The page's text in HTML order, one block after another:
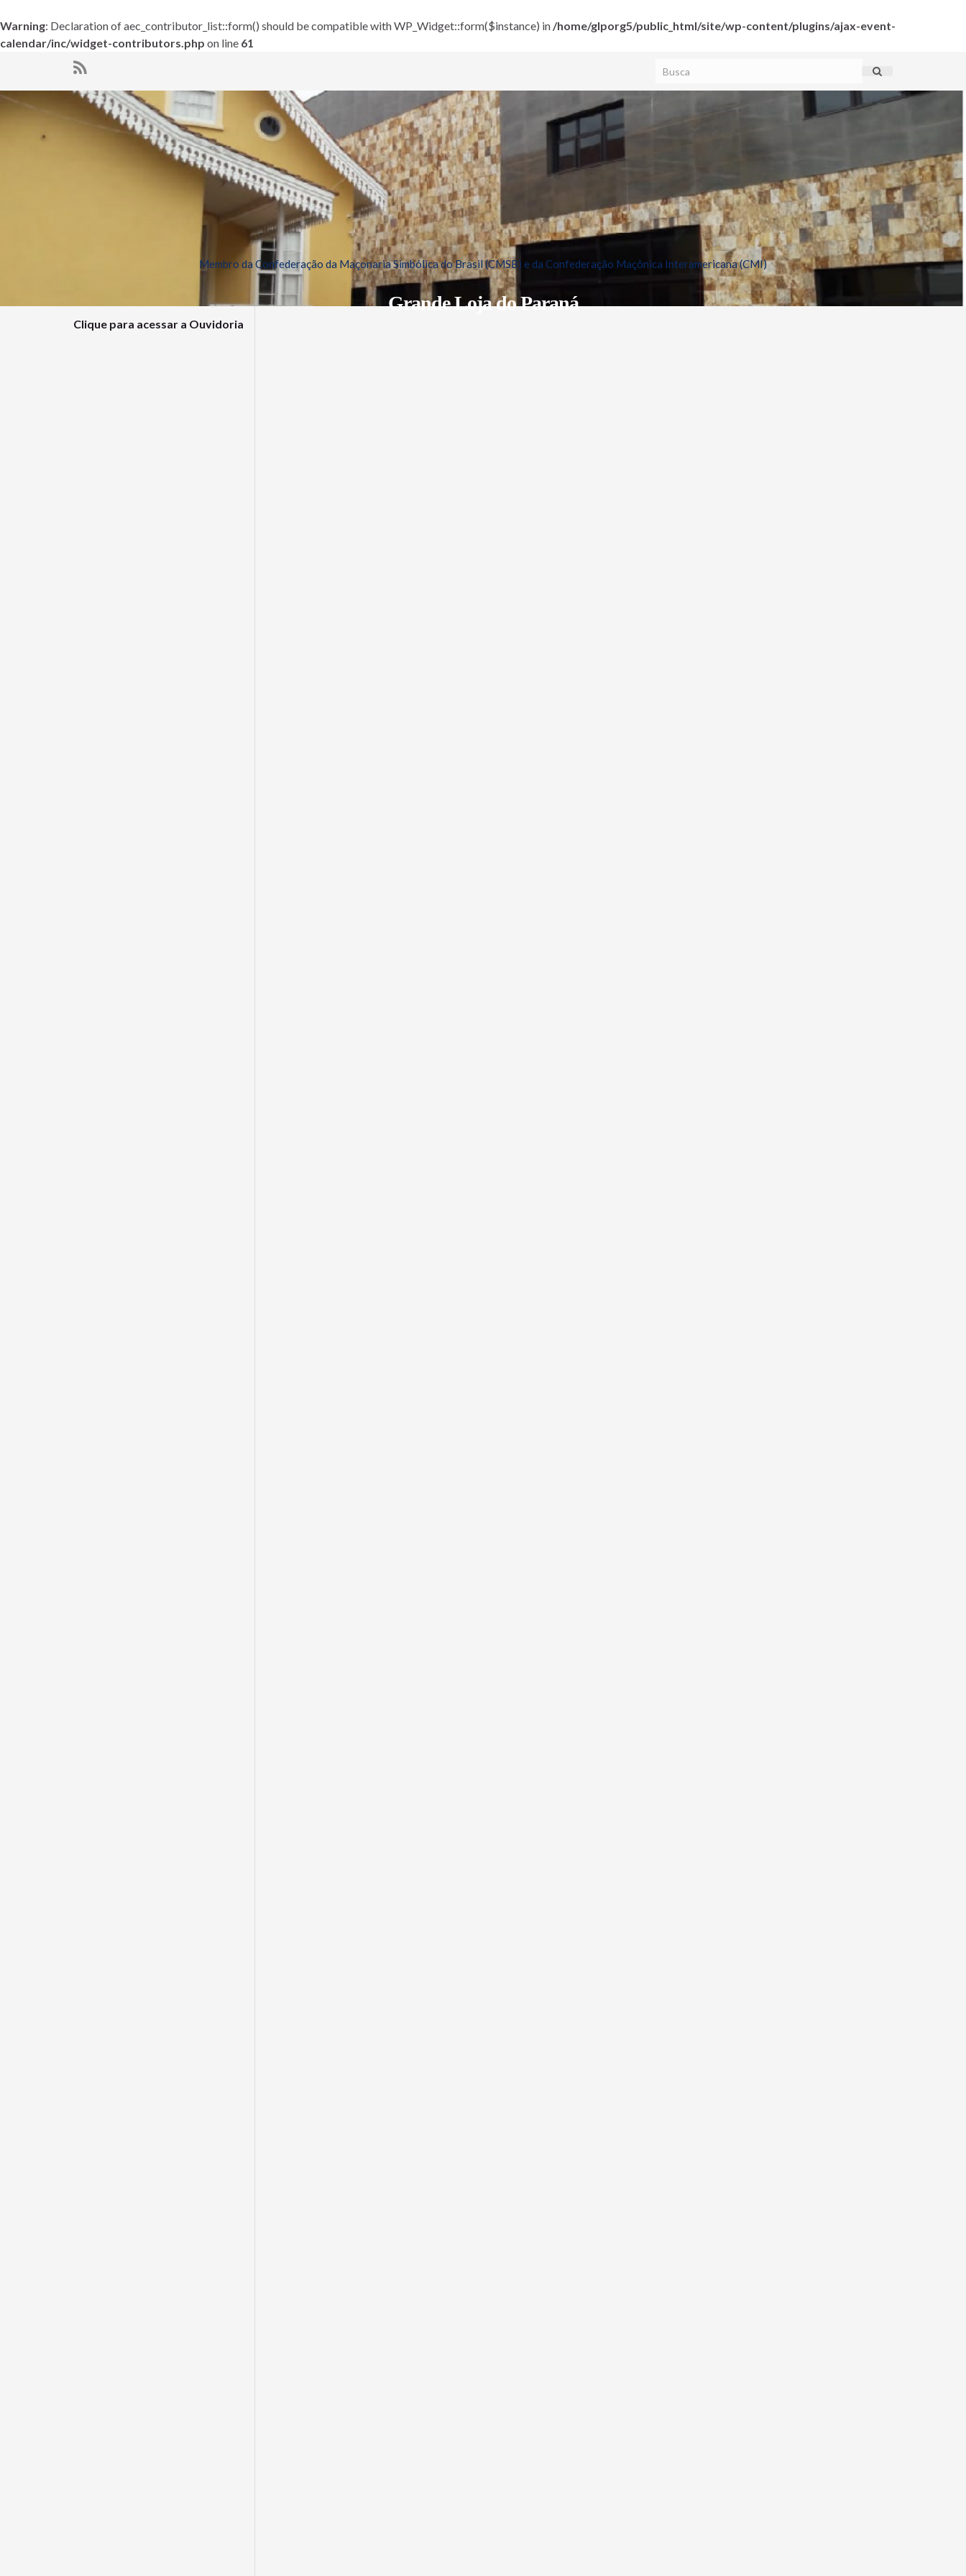
Warning: Declaration of aec_contributor_list::form() should be compatible with WP_Widget::form($instance) in /home/glporg5/public_html/site/wp-content/plugins/ajax-event-
calendar/inc/widget-contributors.php on line 61
Grande Loja do Paraná
Membro da Confederação da Maçonaria Simbólica do Brasil (CMSB) e da Confederação Maçônica Interamericana (CMI)
Clique para acessar a Ouvidoria